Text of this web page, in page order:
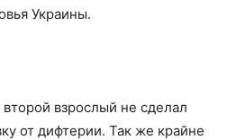
Украины.
взрослый не сделал
от дифтерии. Так же крайне